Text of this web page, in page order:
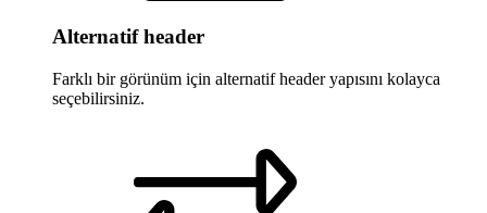
Alternatif header
Farklı bir görünüm için alternatif header yapısını kolayca
seçebilirsiniz.